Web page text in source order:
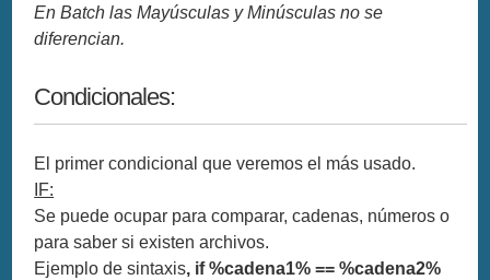
En Batch las Mayúsculas y Minúsculas no se
diferencian.
Condicionales:
El primer condicional que veremos el más usado.
IF:
Se puede ocupar para comparar, cadenas, números o
para saber si existen archivos.
Ejemplo de sintaxis, if %cadena1% == %cadena2%